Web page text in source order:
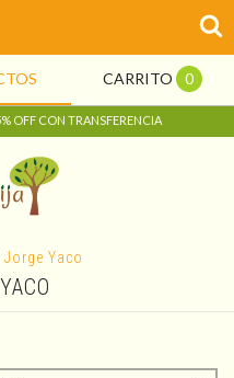
CARRITO 0
OFF CON TRANSFERENCIA
Jorge Yaco